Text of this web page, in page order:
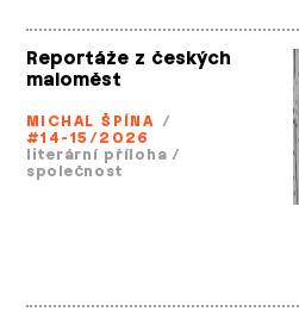
Reportáže z českých
maloměst
MICHAL ŠPÍNA /
#14-15/2026
literární příloha /
společnost